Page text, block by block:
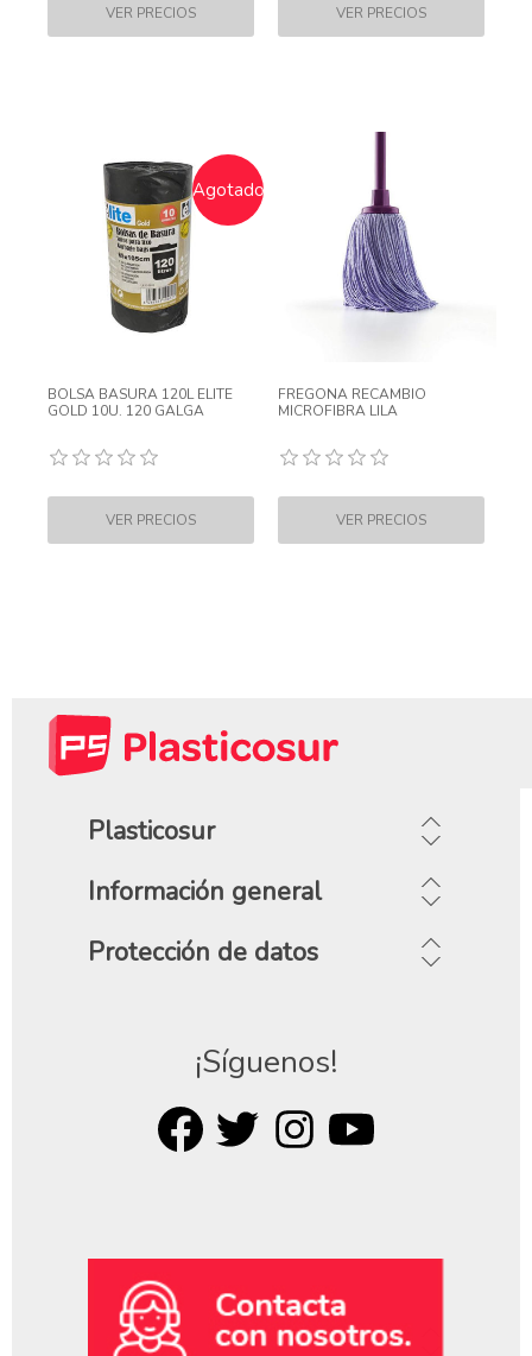
Agotado
BOLSA BASURA 120L ELITE
GOLD 10U. 120 GALGA
FREGONA RECAMBIO
MICROFIBRA LILA
Plasticosur
Información general
Protección de datos
¡Síguenos!